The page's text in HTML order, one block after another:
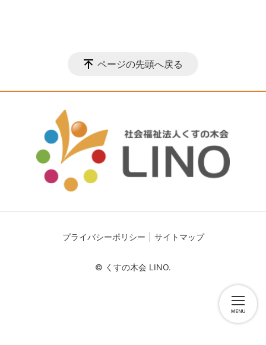
ページの先頭へ戻る
プライバシーポリシー サイトマップ
© くすの木会 LINO.